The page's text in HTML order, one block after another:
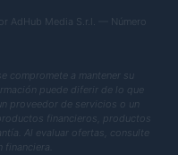
AdHub Media S.r.l. — Número
compromete a mantener su
puede diferir de lo que
proveedor de servicios o un
financieros, productos
Al evaluar ofertas, consulte